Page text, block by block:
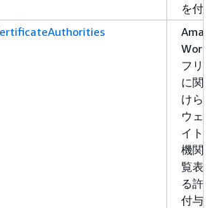
を付
フリ
に関
けら
ウェ
イト
機関
覧表
る許
付与。